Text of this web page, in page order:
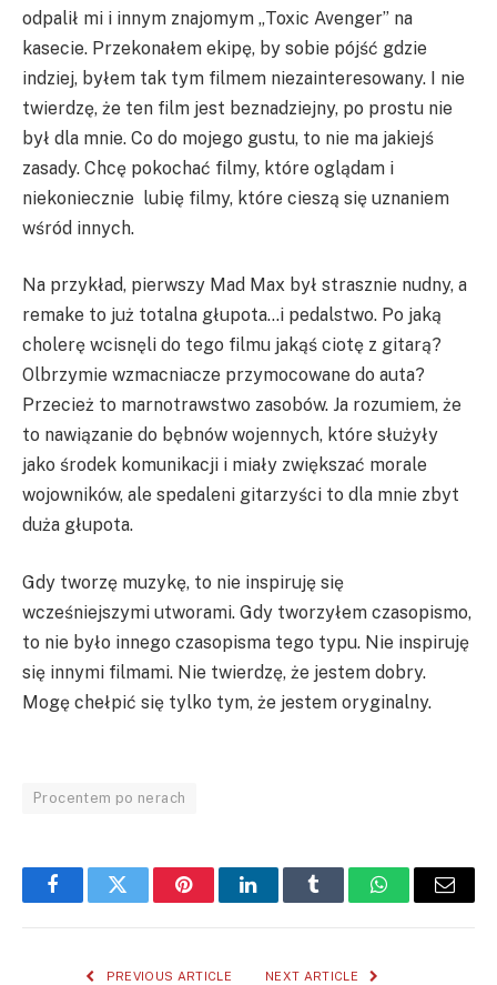
odpalił mi i innym znajomym „Toxic Avenger” na
kasecie. Przekonałem ekipę, by sobie pójść gdzie
indziej, byłem tak tym filmem niezainteresowany. I nie
twierdzę, że ten film jest beznadziejny, po prostu nie
był dla mnie. Co do mojego gustu, to nie ma jakiejś
zasady. Chcę pokochać filmy, które oglądam i
niekoniecznie lubię filmy, które cieszą się uznaniem
wśród innych.
Na przykład, pierwszy Mad Max był strasznie nudny, a
remake to już totalna głupota…i pedalstwo. Po jaką
cholerę wcisnęli do tego filmu jakąś ciotę z gitarą?
Olbrzymie wzmacniacze przymocowane do auta?
Przecież to marnotrawstwo zasobów. Ja rozumiem, że
to nawiązanie do bębnów wojennych, które służyły
jako środek komunikacji i miały zwiększać morale
wojowników, ale spedaleni gitarzyści to dla mnie zbyt
duża głupota.
Gdy tworzę muzykę, to nie inspiruję się
wcześniejszymi utworami. Gdy tworzyłem czasopismo,
to nie było innego czasopisma tego typu. Nie inspiruję
się innymi filmami. Nie twierdzę, że jestem dobry.
Mogę chełpić się tylko tym, że jestem oryginalny.
Procentem po nerach
FacebookTwitter PinterestLinkedInTumblr WhatsAppEmail
PREVIOUS ARTICLE NEXT ARTICLE